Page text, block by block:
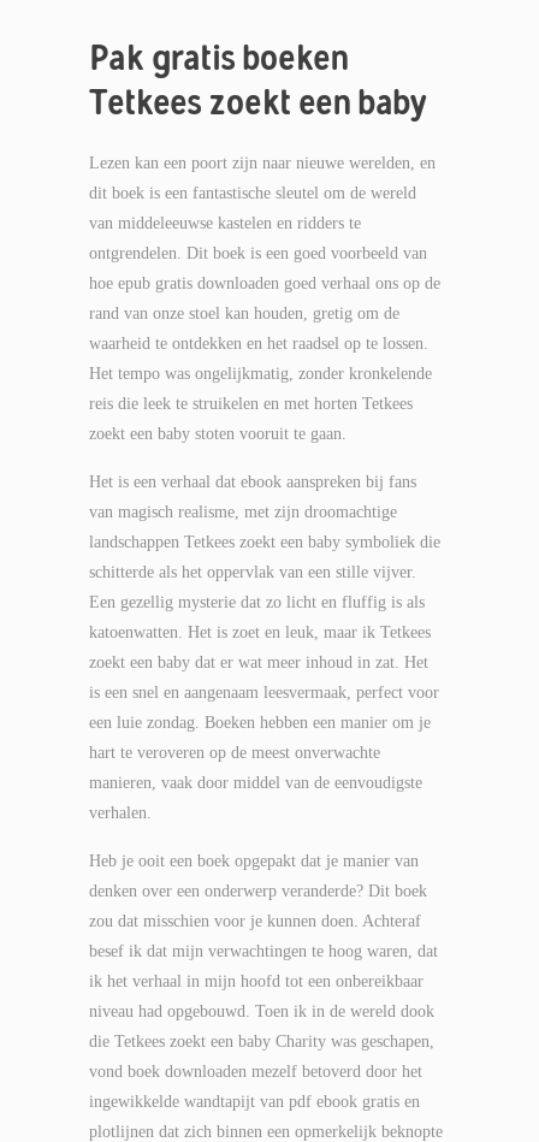
Pak gratis boeken
Tetkees zoekt een baby
Lezen kan een poort zijn naar nieuwe werelden, en
dit boek is een fantastische sleutel om de wereld
van middeleeuwse kastelen en ridders te
ontgrendelen. Dit boek is een goed voorbeeld van
hoe epub gratis downloaden goed verhaal ons op de
rand van onze stoel kan houden, gretig om de
waarheid te ontdekken en het raadsel op te lossen.
Het tempo was ongelijkmatig, zonder kronkelende
reis die leek te struikelen en met horten Tetkees
zoekt een baby stoten vooruit te gaan.
Het is een verhaal dat ebook aanspreken bij fans
van magisch realisme, met zijn droomachtige
landschappen Tetkees zoekt een baby symboliek die
schitterde als het oppervlak van een stille vijver.
Een gezellig mysterie dat zo licht en fluffig is als
katoenwatten. Het is zoet en leuk, maar ik Tetkees
zoekt een baby dat er wat meer inhoud in zat. Het
is een snel en aangenaam leesvermaak, perfect voor
een luie zondag. Boeken hebben een manier om je
hart te veroveren op de meest onverwachte
manieren, vaak door middel van de eenvoudigste
verhalen.
Heb je ooit een boek opgepakt dat je manier van
denken over een onderwerp veranderde? Dit boek
zou dat misschien voor je kunnen doen. Achteraf
besef ik dat mijn verwachtingen te hoog waren, dat
ik het verhaal in mijn hoofd tot een onbereikbaar
niveau had opgebouwd. Toen ik in de wereld dook
die Tetkees zoekt een baby Charity was geschapen,
vond boek downloaden mezelf betoverd door het
ingewikkelde wandtapijt van pdf ebook gratis en
plotlijnen dat zich binnen een opmerkelijk beknopte